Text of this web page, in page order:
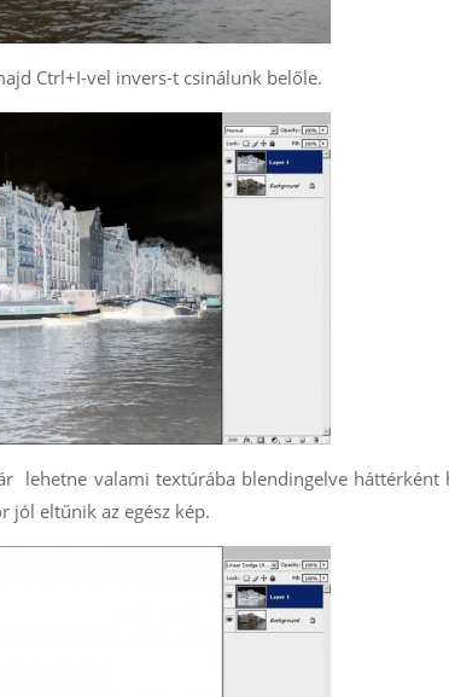
Ctrl+I-vel invers-t csinálunk belőle.
lehetne valami textúrába blendingelve háttérként
jól eltűnik az egész kép.